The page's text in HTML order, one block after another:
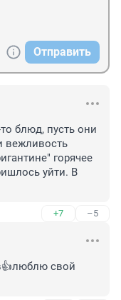
Отправить
блюд, пусть они
вежливость
горячее
уйти. В
+7 –5
свой